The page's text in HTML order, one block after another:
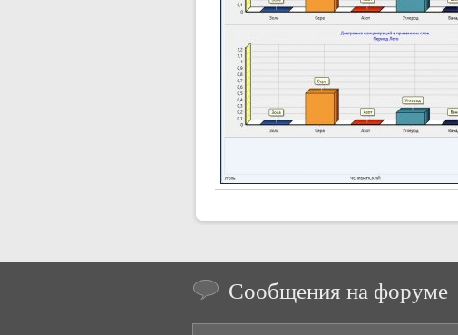
Сообщения на форуме